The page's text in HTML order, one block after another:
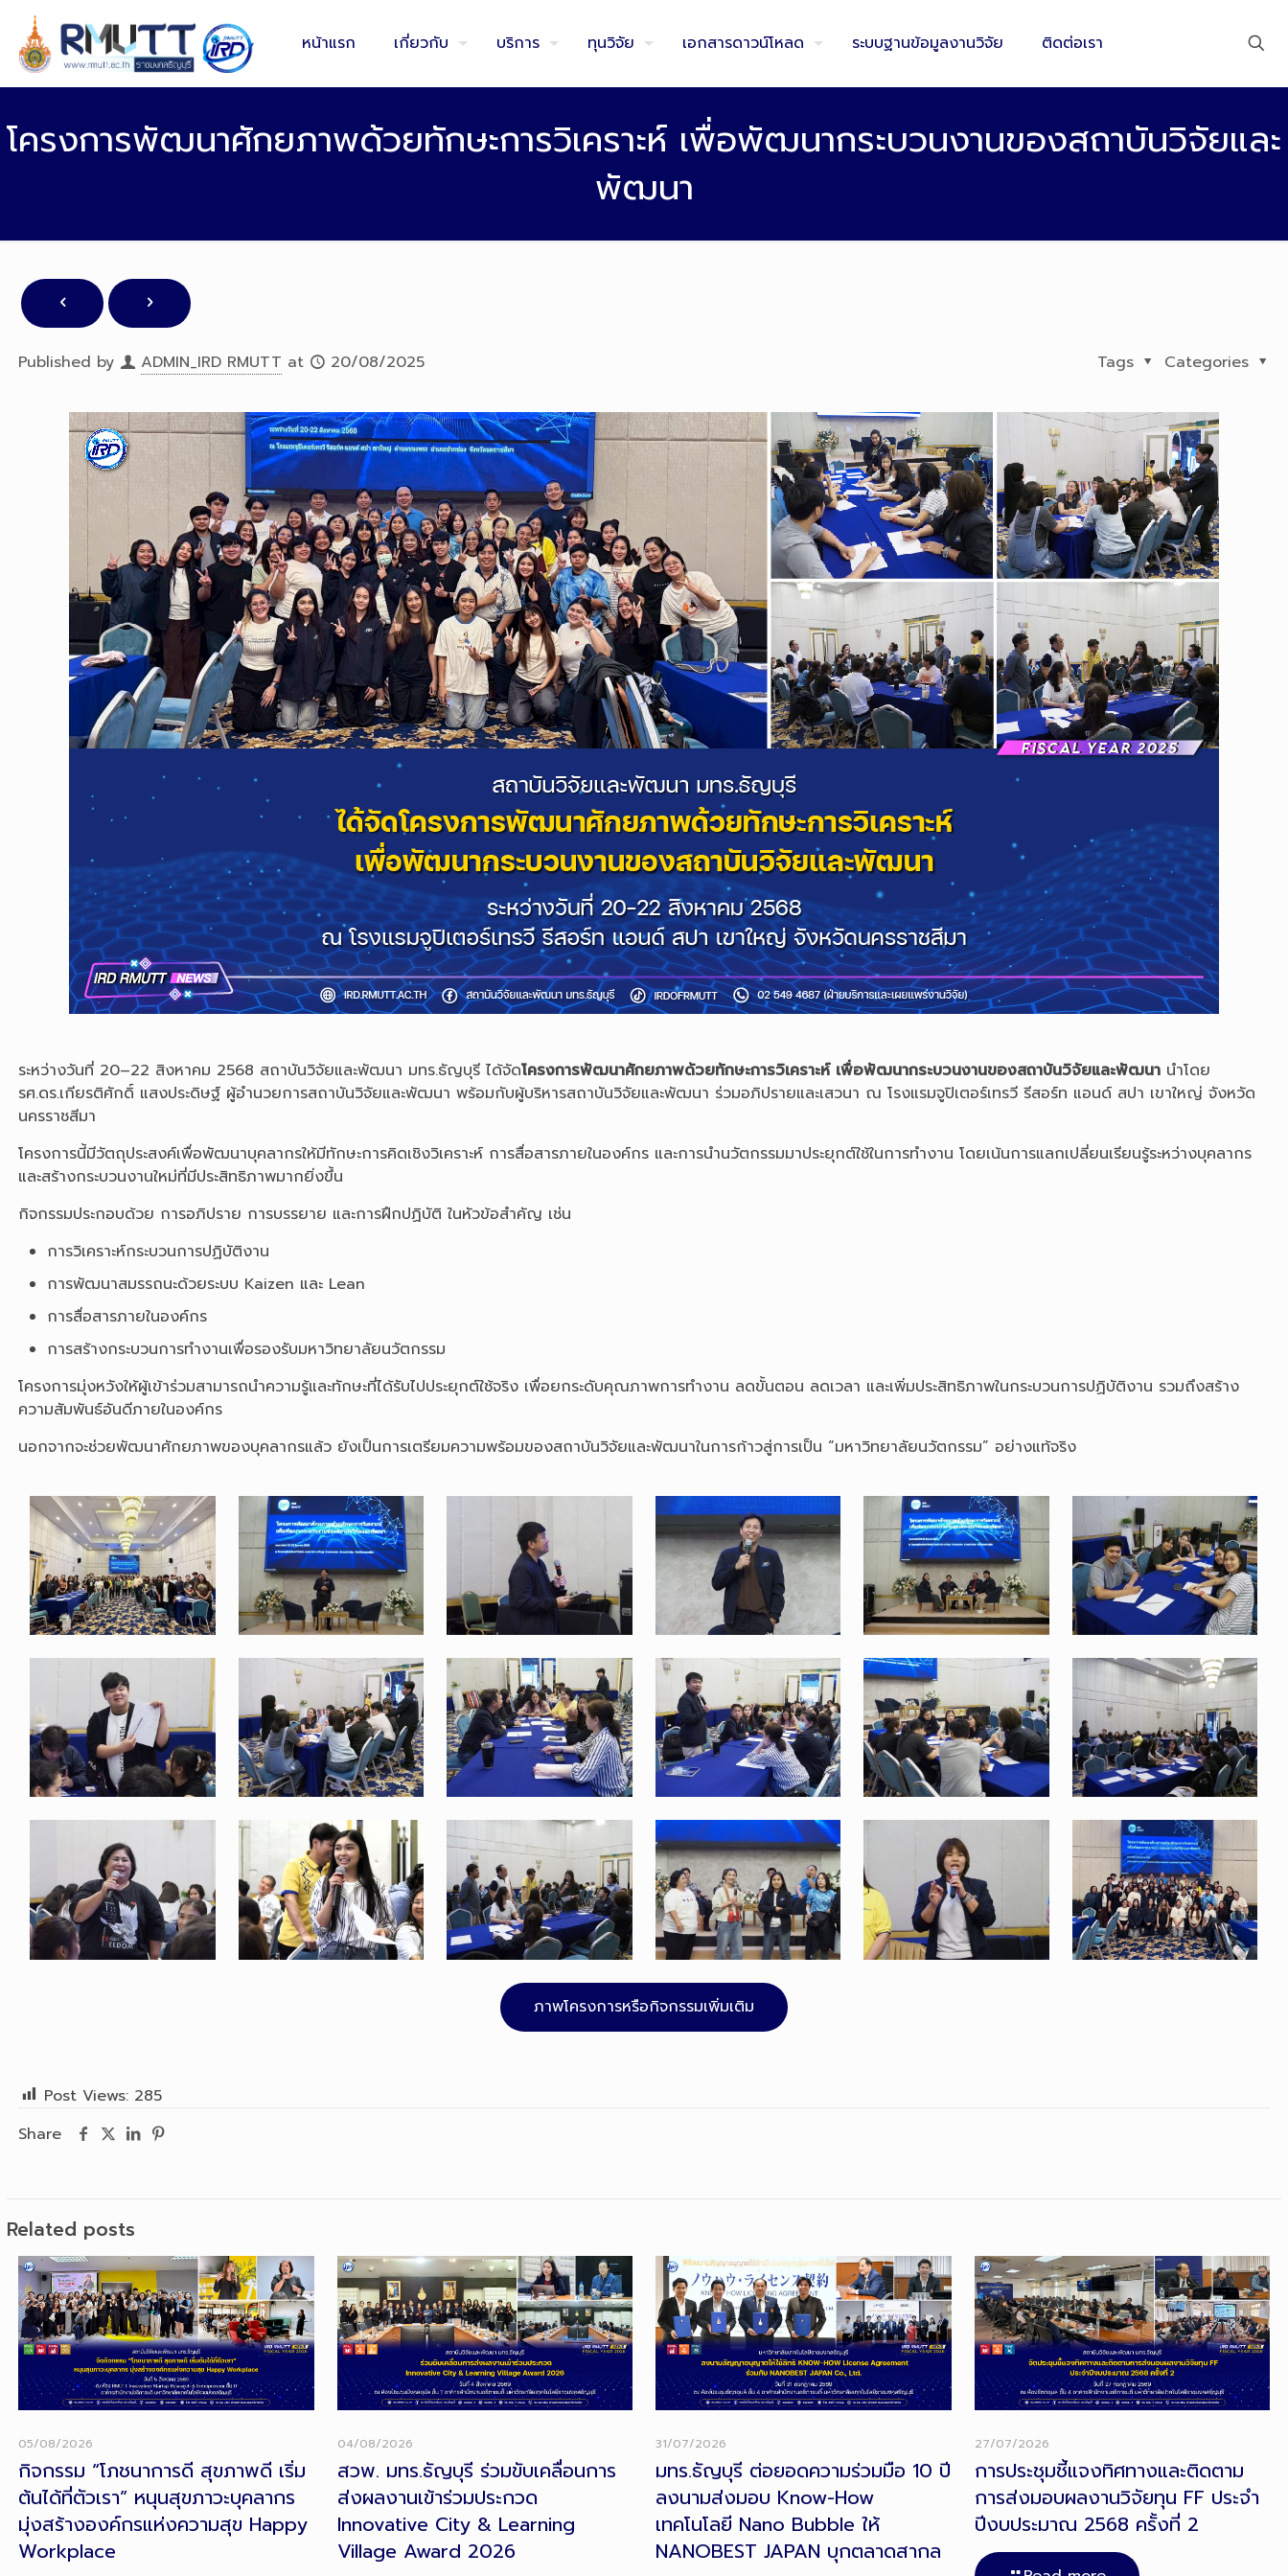
หน้าแรก เกี่ยวกับ บริการ ทุนวิจัย เอกสารดาวน์โหลด ระบบฐานข้อมูลงานวิจัย ติดต่อเรา
โครงการพัฒนาศักยภาพด้วยทักษะการวิเคราะห์ เพื่อพัฒนากระบวนงานของสถาบันวิจัยและ
พัฒนา
Published by ADMIN_IRD RMUTT at 20/08/2025 Categories
Tags
ระหว่างวันที่ 20–22 สิงหาคม 2568 สถาบันวิจัยและพัฒนา มทร.ธัญบุรี ได้จัดโครงการพัฒนาศักยภาพด้วยทักษะการวิเคราะห์ เพื่อพัฒนากระบวนงานของสถาบันวิจัยและพัฒนา นำโดย
รศ.ดร.เกียรติศักดิ์ แสงประดิษฐ์ ผู้อำนวยการสถาบันวิจัยและพัฒนา พร้อมกับผู้บริหารสถาบันวิจัยและพัฒนา ร่วมอภิปรายและเสวนา ณ โรงแรมจูปิเตอร์เทรวี รีสอร์ท แอนด์ สปา เขาใหญ่ จังหวัด
นครราชสีมา
โครงการนี้มีวัตถุประสงค์เพื่อพัฒนาบุคลากรให้มีทักษะการคิดเชิงวิเคราะห์ การสื่อสารภายในองค์กร และการนำนวัตกรรมมาประยุกต์ใช้ในการทำงาน โดยเน้นการแลกเปลี่ยนเรียนรู้ระหว่างบุคลากร
และสร้างกระบวนงานใหม่ที่มีประสิทธิภาพมากยิ่งขึ้น
กิจกรรมประกอบด้วย การอภิปราย การบรรยาย และการฝึกปฏิบัติ ในหัวข้อสำคัญ เช่น
การวิเคราะห์กระบวนการปฏิบัติงาน
การพัฒนาสมรรถนะด้วยระบบ Kaizen และ Lean
การสื่อสารภายในองค์กร
การสร้างกระบวนการทำงานเพื่อรองรับมหาวิทยาลัยนวัตกรรม
โครงการมุ่งหวังให้ผู้เข้าร่วมสามารถนำความรู้และทักษะที่ได้รับไปประยุกต์ใช้จริง เพื่อยกระดับคุณภาพการทำงาน ลดขั้นตอน ลดเวลา และเพิ่มประสิทธิภาพในกระบวนการปฏิบัติงาน รวมถึงสร้าง
ความสัมพันธ์อันดีภายในองค์กร
นอกจากจะช่วยพัฒนาศักยภาพของบุคลากรแล้ว ยังเป็นการเตรียมความพร้อมของสถาบันวิจัยและพัฒนาในการก้าวสู่การเป็น “มหาวิทยาลัยนวัตกรรม” อย่างแท้จริง
ภาพโครงการหรือกิจกรรมเพิ่มเติม
Post Views: 285
Share
Related posts
05/08/2026
กิจกรรม “โภชนาการดี สุขภาพดี เริ่ม
ต้นได้ที่ตัวเรา” หนุนสุขภาวะบุคลากร
มุ่งสร้างองค์กรแห่งความสุข Happy
Workplace
04/08/2026
สวพ. มทร.ธัญบุรี ร่วมขับเคลื่อนการ
ส่งผลงานเข้าร่วมประกวด
Innovative City & Learning
Village Award 2026
31/07/2026
มทร.ธัญบุรี ต่อยอดความร่วมมือ 10 ปี
ลงนามส่งมอบ Know-How
เทคโนโลยี Nano Bubble ให้
NANOBEST JAPAN บุกตลาดสากล
27/07/2026
การประชุมชี้แจงทิศทางและติดตาม
การส่งมอบผลงานวิจัยทุน FF ประจำ
ปีงบประมาณ 2568 ครั้งที่ 2